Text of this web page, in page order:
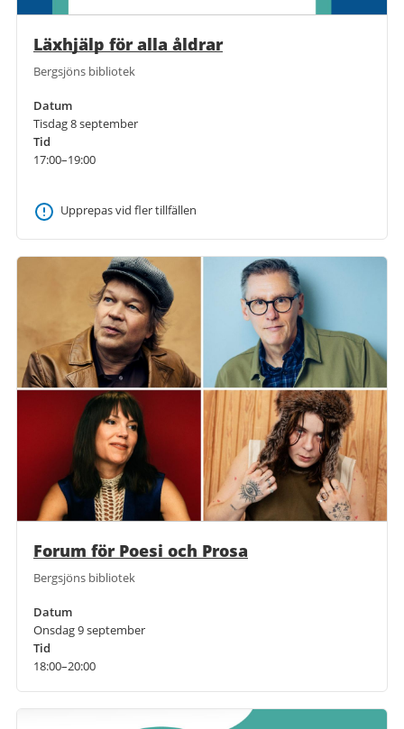
Läxhjälp för alla åldrar
Bergsjöns bibliotek
Datum
Tisdag 8 september
Tid
17:00–19:00
Upprepas vid fler tillfällen
Forum för Poesi och Prosa
Bergsjöns bibliotek
Datum
Onsdag 9 september
Tid
18:00–20:00